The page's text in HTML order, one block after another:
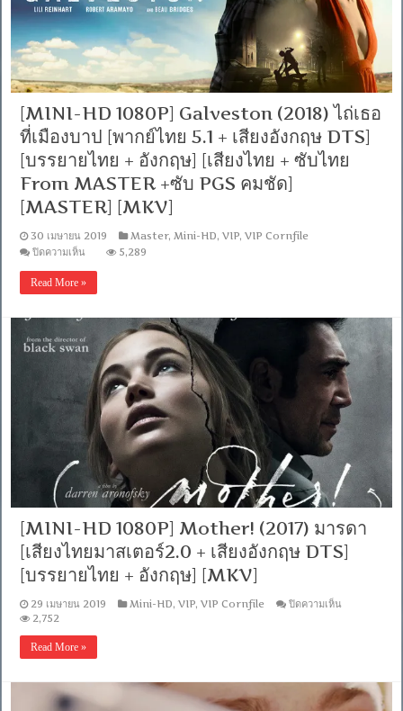
อังกฤษ
DTS]
[บรรยาย
ไทย
+
อังกฤษ]
[Soundtrack
บรรยาย
[MKV]
[MINI-HD 1080P] Galveston (2018) ไถ่เธอ
ที่เมืองบาป [พากย์ไทย 5.1 + เสียงอังกฤษ DTS]
[บรรยายไทย + อังกฤษ] [เสียงไทย + ซับไทย
From MASTER +ซับ PGS คมชัด]
[MASTER] [MKV]
30 เมษายน 2019 Master, Mini-HD,VIP,VIP Cornfile
ปิดความเห็น
1080P]
(2018)
เธอ
เมือง
บาป
[พากย์
ไทย
5.1
+
เสียง
อังกฤษ
DTS]
ไทย
อังกฤษ]
[เสียง
+
ไทย
From
MASTER
5,289
Read More »
[MINI-HD 1080P] Mother! (2017) มารดา
[เสียงไทยมาสเตอร์2.0 + เสียงอังกฤษ DTS]
[บรรยายไทย + อังกฤษ] [MKV]
29 เมษายน 2019 Mini-HD,VIP,VIP Cornfile ปิดความเห็นบน
มารดา
[เสียง
2,752
Read More »